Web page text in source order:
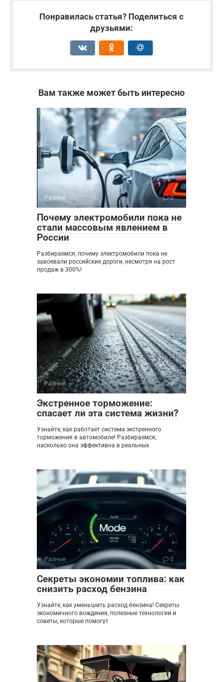
Понравилась статья? Поделиться с
друзьями:
Вам также может быть интересно
Разные 0
Почему электромобили пока не
стали массовым явлением в
России
Разбираемся, почему электромобили пока не
завоевали российские дороги, несмотря на рост
продаж в 300%!
Разные 0
Экстренное торможение:
спасает ли эта система жизни?
Узнайте, как работает система экстренного
торможения в автомобиле! Разбираемся,
насколько она эффективна в реальных
Разные 0
Секреты экономии топлива: как
снизить расход бензина
Узнайте, как уменьшить расход бензина! Секреты
экономичного вождения, полезные технологии и
советы, которые помогут